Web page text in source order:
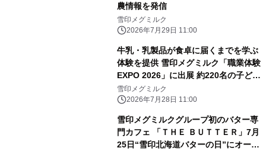
農情報を発信
雪印メグミルク
2026年7月29日 11:00
牛乳・乳製品が食卓に届くまでを学ぶ
体験を提供 雪印メグミルク「職業体験
EXPO 2026」に出展 約220名の子ども
たちがセミナーやVR体験、クイズに参
加
雪印メグミルク
2026年7月28日 11:00
雪印メグミルクグループ初のバター専
門カフェ 「ＴＨＥ ＢＵＴＴＥＲ」7月
25日“雪印北海道バターの日”にオープ